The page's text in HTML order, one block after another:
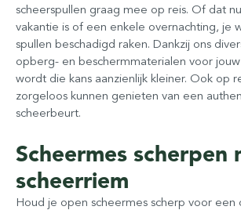
scheerspullen graag mee op reis. Of dat
vakantie is of een enkele overnachting, je
spullen beschadigd raken. Dankzij ons
opberg- en beschermmaterialen voor
wordt die kans aanzienlijk kleiner. Ook op
zorgeloos kunnen genieten van een
scheerbeurt.
Scheermes scherpen
scheerriem
Houd je open scheermes scherp voor een